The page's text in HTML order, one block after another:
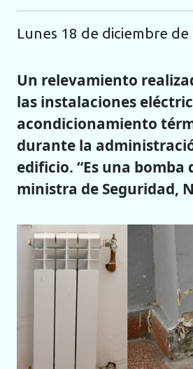
lunes 18 de diciembre de
Un relevamiento
las instalaciones
acondicionamiento
durante la
edificio. “Es una bomba
ministra de Seguridad,